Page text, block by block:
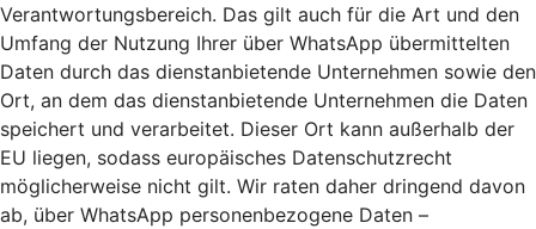
Verantwortungsbereich. Das gilt auch für die Art und den
Umfang der Nutzung Ihrer über WhatsApp übermittelten
Daten durch das dienstanbietende Unternehmen sowie den
Ort, an dem das dienstanbietende Unternehmen die Daten
speichert und verarbeitet. Dieser Ort kann außerhalb der
EU liegen, sodass europäisches Datenschutzrecht
möglicherweise nicht gilt. Wir raten daher dringend davon
ab, über WhatsApp personenbezogene Daten –